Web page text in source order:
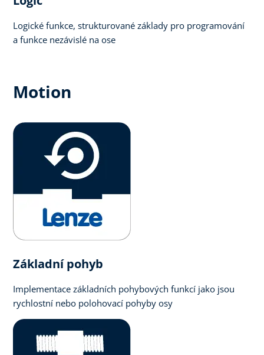
Logické funkce, strukturované základy pro programování
a funkce nezávislé na ose
Motion
Základní pohyb
Implementace základních pohybových funkcí jako jsou
rychlostní nebo polohovací pohyby osy